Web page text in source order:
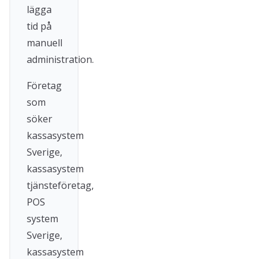
lägga
tid på
manuell
administration.
Företag
som
söker
kassasystem
Sverige,
kassasystem
tjänsteföretag,
POS
system
Sverige,
kassasystem